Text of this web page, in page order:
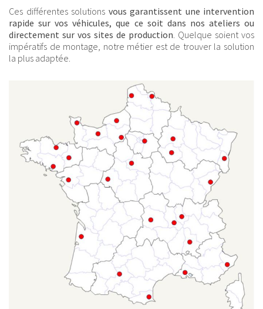
Ces différentes solutions vous garantissent une intervention
rapide sur vos véhicules, que ce soit dans nos ateliers ou
directement sur vos sites de production. Quelque soient vos
impératifs de montage, notre métier est de trouver la solution
la plus adaptée.